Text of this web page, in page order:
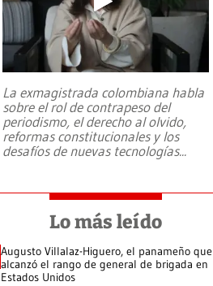
La exmagistrada colombiana habla
sobre el rol de contrapeso del
periodismo, el derecho al olvido,
reformas constitucionales y los
desafíos de nuevas tecnologías...
Lo más leído
Augusto Villalaz-Higuero, el panameño que
alcanzó el rango de general de brigada en
Estados Unidos